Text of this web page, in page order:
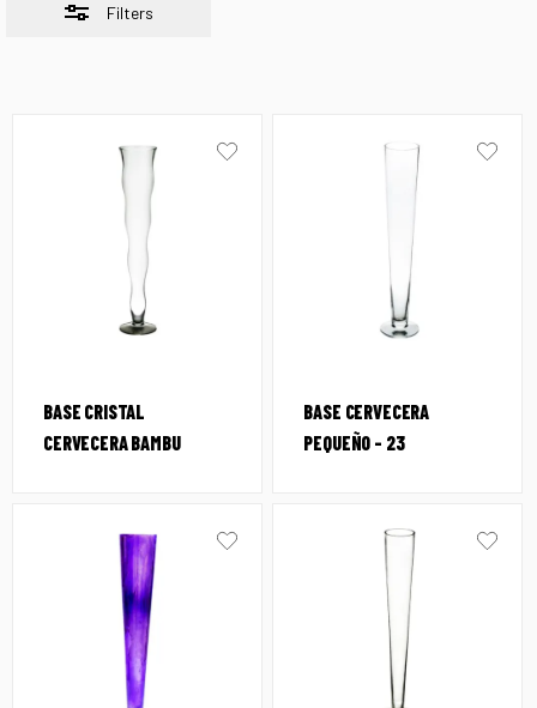
Filters
BASE CRISTAL
CERVECERA BAMBU
BASE CERVECERA
PEQUEÑO – 23